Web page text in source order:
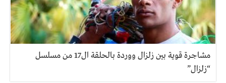
مشاجرة قوية بين زلزال ووردة بالحلقة ال17 من مسلسل
“زلزال”